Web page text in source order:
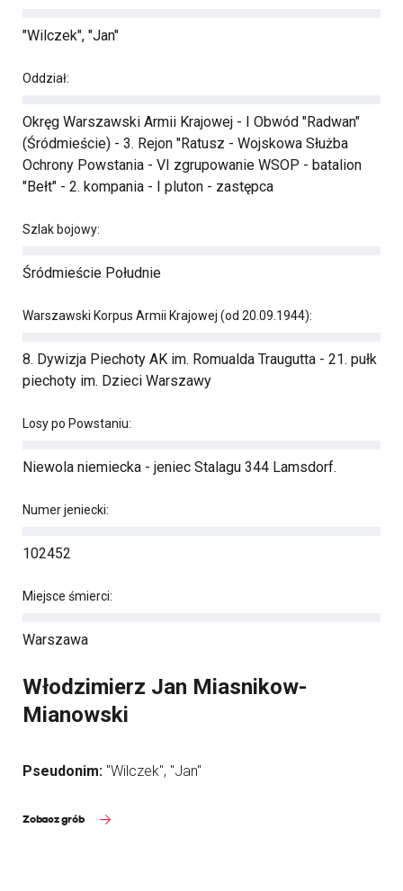
"Wilczek", "Jan"
Oddział:
Okręg Warszawski Armii Krajowej - I Obwód "Radwan"
(Śródmieście) - 3. Rejon "Ratusz - Wojskowa Służba
Ochrony Powstania - VI zgrupowanie WSOP - batalion
"Bełt" - 2. kompania - I pluton - zastępca
Szlak bojowy:
Śródmieście Południe
Warszawski Korpus Armii Krajowej (od 20.09.1944):
8. Dywizja Piechoty AK im. Romualda Traugutta - 21. pułk
piechoty im. Dzieci Warszawy
Losy po Powstaniu:
Niewola niemiecka - jeniec Stalagu 344 Lamsdorf.
Numer jeniecki:
102452
Miejsce śmierci:
Warszawa
Włodzimierz Jan Miasnikow-
Mianowski
Pseudonim: "Wilczek", "Jan"
Zobacz grób